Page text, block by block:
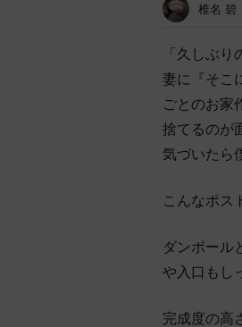
椎名 碧
「久しぶ
妻に『そこ
ごとのお家
捨てるのが
気づいたら
こんなポス
ダンボール
や入口もし
完成度の高